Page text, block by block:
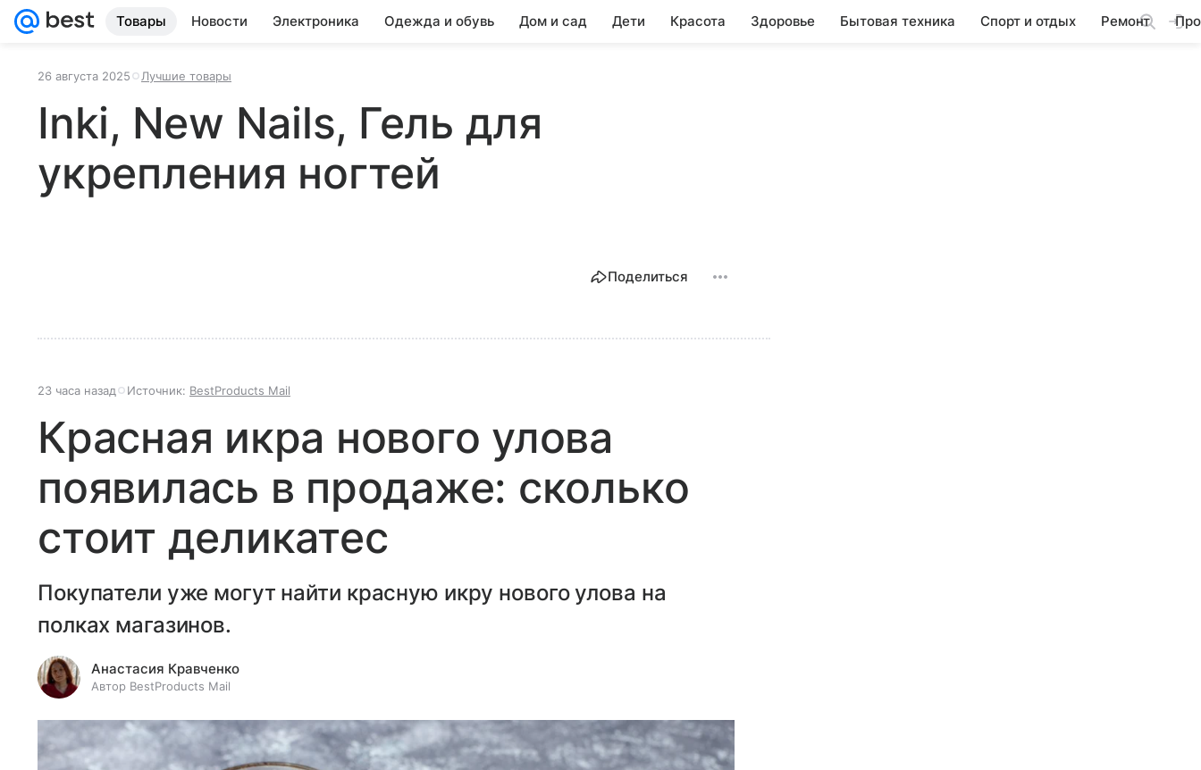
Товары Новости Электроника Одежда и обувь Дом и сад Дети Красота Здоровье Бытовая техника Спорт и отдых Ремонт
26 августа 2025 Лучшие товары
Inki, New Nails, Гель для
укрепления ногтей
Поделиться
23 часа назад Источник: BestProducts Mail
Красная икра нового улова
появилась в продаже: сколько
стоит деликатес
Покупатели уже могут найти красную икру нового улова на
полках магазинов.
Анастасия Кравченко
Автор BestProducts Mail